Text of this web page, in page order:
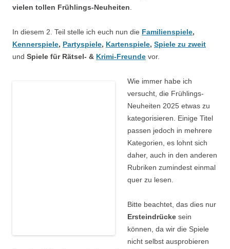
vielen tollen Frühlings-Neuheiten.
In diesem 2. Teil stelle ich euch nun die Familienspiele,
Kennerspiele, Partyspiele, Kartenspiele, Spiele zu zweit
und Spiele für Rätsel- & Krimi-Freunde vor.
Wie immer habe ich
versucht, die Frühlings-
Neuheiten 2025 etwas zu
kategorisieren. Einige Titel
passen jedoch in mehrere
Kategorien, es lohnt sich
daher, auch in den anderen
Rubriken zumindest einmal
quer zu lesen.
Bitte beachtet, das dies nur
Ersteindrücke sein
können, da wir die Spiele
nicht selbst ausprobieren